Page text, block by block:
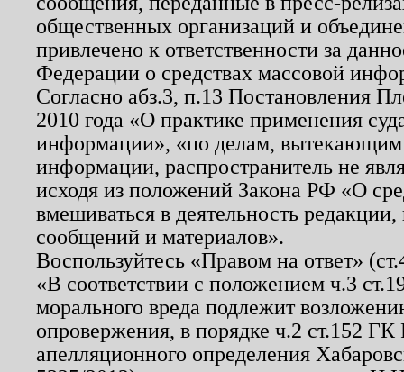
общественных организаций и
привлечено к ответственности за
Федерации о средствах массовой
Согласно абз.3, п.13 Постановления
2010 года «О практике применения
информации», «по делам, вытекающим
информации, распространитель не
исходя из положений Закона РФ «О
вмешиваться в деятельность
сообщений и материалов».
Воспользуйтесь «Правом на ответ»
«В соответствии с положением ч.3
морального вреда подлежит
опровержения, в порядке ч.2 ст.152
апелляционного определения